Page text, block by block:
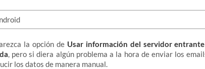
la opción de Usar información del servidor entrante
, pero si diera algún problema a la hora de enviar los
los datos de manera manual.